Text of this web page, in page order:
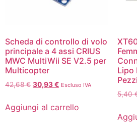
Scheda di controllo di volo
principale a 4 assi CRIUS
MWC MultiWii SE V2.5 per
Multicopter
42,68€ 30,93€ Escluso IVA
Aggiungi al carrello
Lipo
5,40